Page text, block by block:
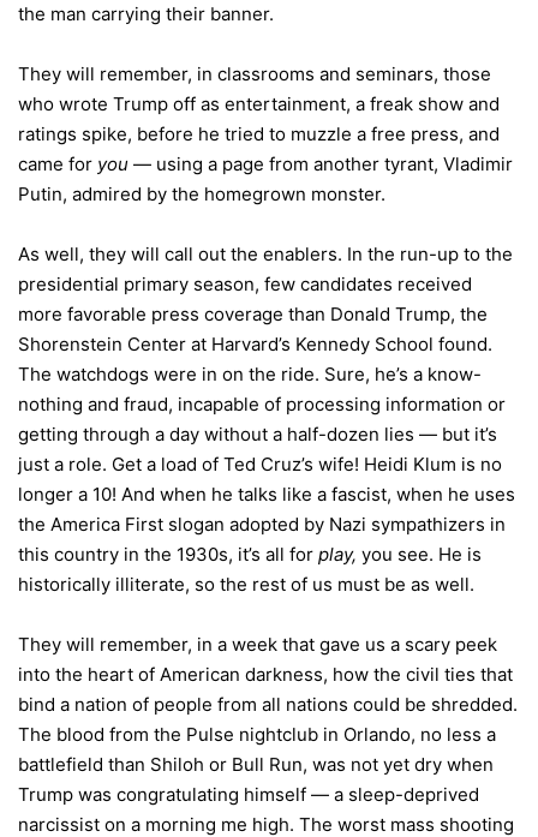
the man carrying their banner.
They will remember, in classrooms and seminars, those
who wrote Trump off as entertainment, a freak show and
ratings spike, before he tried to muzzle a free press, and
came for you — using a page from another tyrant, Vladimir
Putin, admired by the homegrown monster.
As well, they will call out the enablers. In the run-up to the
presidential primary season, few candidates received
more favorable press coverage than Donald Trump, the
Shorenstein Center at Harvard’s Kennedy School found.
The watchdogs were in on the ride. Sure, he’s a know-
nothing and fraud, incapable of processing information or
getting through a day without a half-dozen lies — but it’s
just a role. Get a load of Ted Cruz’s wife! Heidi Klum is no
longer a 10! And when he talks like a fascist, when he uses
the America First slogan adopted by Nazi sympathizers in
this country in the 1930s, it’s all for play, you see. He is
historically illiterate, so the rest of us must be as well.
They will remember, in a week that gave us a scary peek
into the heart of American darkness, how the civil ties that
bind a nation of people from all nations could be shredded.
The blood from the Pulse nightclub in Orlando, no less a
battlefield than Shiloh or Bull Run, was not yet dry when
Trump was congratulating himself — a sleep-deprived
narcissist on a morning me high. The worst mass shooting